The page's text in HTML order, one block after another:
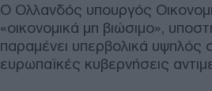
Ο Ολλανδός υπουργός
«οικονομικά μη βιώσιμο»,
παραμένει υπερβολικά υψηλός
ευρωπαϊκές κυβερνήσεις